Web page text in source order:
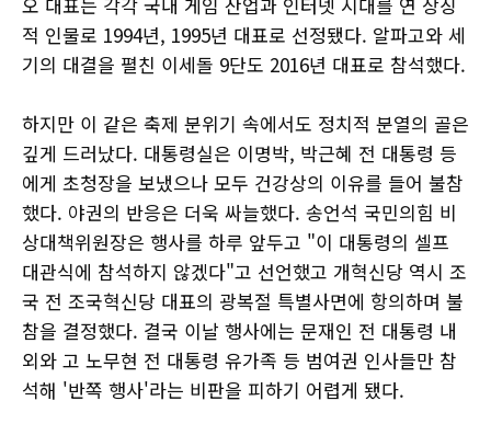
적 인물로 1994년, 1995년 대표로 선정됐다. 알파고와 세
기의 대결을 펼친 이세돌 9단도 2016년 대표로 참석했다.
하지만 이 같은 축제 분위기 속에서도 정치적 분열의 골은
깊게 드러났다. 대통령실은 이명박, 박근혜 전 대통령 등
에게 초청장을 보냈으나 모두 건강상의 이유를 들어 불참
했다. 야권의 반응은 더욱 싸늘했다. 송언석 국민의힘 비
상대책위원장은 행사를 하루 앞두고 "이 대통령의 셀프
대관식에 참석하지 않겠다"고 선언했고 개혁신당 역시 조
국 전 조국혁신당 대표의 광복절 특별사면에 항의하며 불
참을 결정했다. 결국 이날 행사에는 문재인 전 대통령 내
외와 고 노무현 전 대통령 유가족 등 범여권 인사들만 참
석해 '반쪽 행사'라는 비판을 피하기 어렵게 됐다.